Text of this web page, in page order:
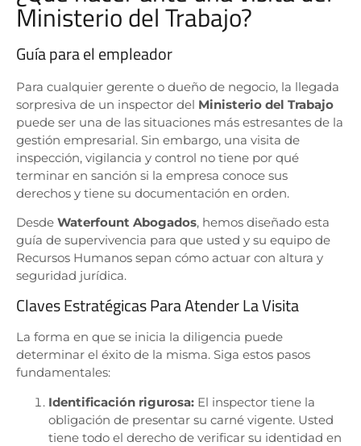
Ministerio del Trabajo?
Guía para el empleador
Para cualquier gerente o dueño de negocio, la llegada
sorpresiva de un inspector del Ministerio del Trabajo
puede ser una de las situaciones más estresantes de la
gestión empresarial. Sin embargo, una visita de
inspección, vigilancia y control no tiene por qué
terminar en sanción si la empresa conoce sus
derechos y tiene su documentación en orden.
Desde Waterfount Abogados, hemos diseñado esta
guía de supervivencia para que usted y su equipo de
Recursos Humanos sepan cómo actuar con altura y
seguridad jurídica.
Claves Estratégicas Para Atender La Visita
La forma en que se inicia la diligencia puede
determinar el éxito de la misma. Siga estos pasos
fundamentales:
Identificación rigurosa: El inspector tiene la
obligación de presentar su carné vigente. Usted
tiene todo el derecho de verificar su identidad en